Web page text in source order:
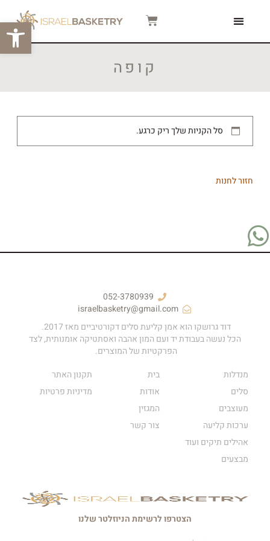
פתח
קופה
סל הקניות שלך ריק כרגע.
חזור לחנות
052-3780939
israelbasketry@gmail.com
דוד גרושקו הוא אמן קליעת סלים דקורטיביים מאז 2017.
הכל נעשה בעבודת יד ועם המון אהבה ואסתטיקה אומנותית, לצד
הפרקטיות של המוצרים.
מנדלות
סלים
מעוצבים
ערכות קליעה
אהילים תיקים ועוד
מבצעים
בית
אודות
המגזין
צור קשר
תקנון האתר
מדיניות פרטיות
הצטרפו לרשימת הניוזלטר שלנו